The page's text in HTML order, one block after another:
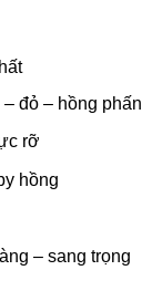
đỏ – hồng phấn
rỡ
hồng
– sang trọng